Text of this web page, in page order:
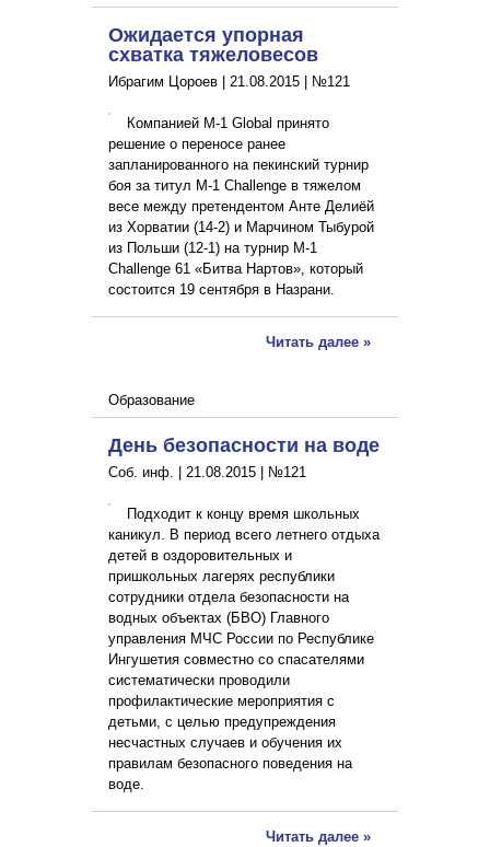
Ожидается упорная
схватка тяжеловесов
Ибрагим Цороев | 21.08.2015 №121
Компанией М-1 Global принято
решение о переносе ранее
запланированного на пекинский турнир
боя за титул M-1 Challenge в тяжелом
весе между претендентом Анте Делиёй
из Хорватии (14-2) и Марчином Тыбурой
из Польши (12-1) на турнир M-1
Challenge 61 «Битва Нартов», который
состоится 19 сентября в Назрани.
Читать далее »
Образование
День безопасности на воде
Соб. инф. | 21.08.2015 №121
Подходит к концу время школьных
каникул. В период всего летнего отдыха
детей в оздоровительных и
пришкольных лагерях республики
сотрудники отдела безопасности на
водных объектах (БВО) Главного
управления МЧС России по Республике
Ингушетия совместно со спасателями
систематически проводили
профилактические мероприятия с
детьми, с целью предупреждения
несчастных случаев и обучения их
правилам безопасного поведения на
воде.
Читать далее »